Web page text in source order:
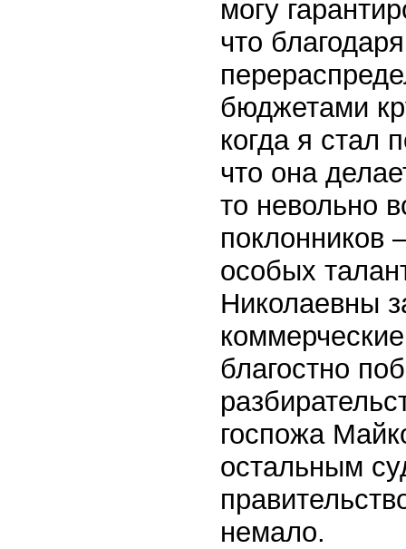
могу
что
бюджетами
когда я стал
что она
то невольно
поклонников
особых
Николаевны
благостно
госпожа
остальным
немало.